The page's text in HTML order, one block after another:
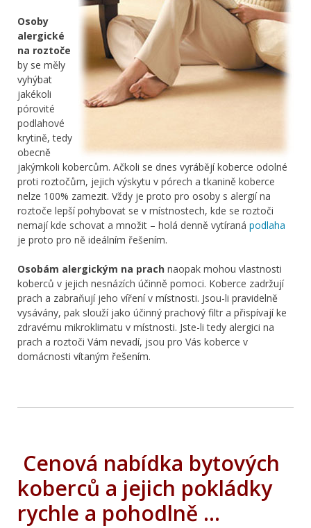
Osoby
alergické
na roztoče
by se měly
vyhýbat
jakékoli
pórovité
podlahové
krytině, tedy
obecně
jakýmkoli kobercům. Ačkoli se dnes vyrábějí koberce odolné
proti roztočům, jejich výskytu v pórech a tkanině koberce
nelze 100% zamezit. Vždy je proto pro osoby s alergií na
roztoče lepší pohybovat se v místnostech, kde se roztoči
nemají kde schovat a množit – holá denně vytíraná podlaha
je proto pro ně ideálním řešením.
Osobám alergickým na prach naopak mohou vlastnosti
koberců v jejich nesnázích účinně pomoci. Koberce zadržují
prach a zabraňují jeho víření v místnosti. Jsou-li pravidelně
vysávány, pak slouží jako účinný prachový filtr a přispívají ke
zdravému mikroklimatu v místnosti. Jste-li tedy alergici na
prach a roztoči Vám nevadí, jsou pro Vás koberce v
domácnosti vítaným řešením.
Cenová nabídka bytových
koberců a jejich pokládky
rychle a pohodlně …